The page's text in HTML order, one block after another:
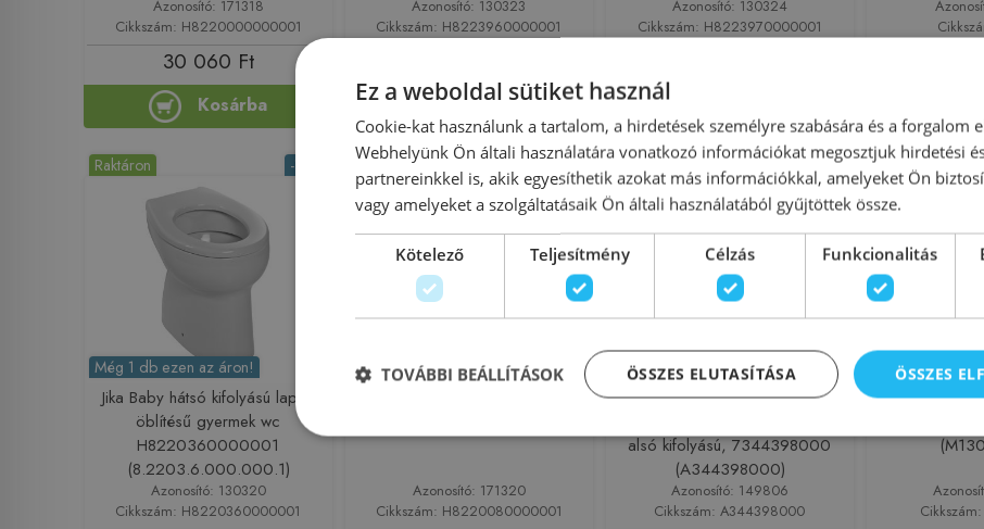
Azonosító: 171318
Cikkszám: H8220000000001
30 060 Ft
Kosárba
Azonosító: 130323
Cikkszám: H8223960000001
Kosárba
Azonosító: 130324
Cikkszám: H8223970000001
-18%
Raktáron
Még 1 db ezen az áron!
Jika Baby hátsó kifolyású lapos
öblítésű gyermek wc
H8220360000001
(8.2203.6.000.000.1)
Azonosító: 130320
Cikkszám: H8220360000001
Rendelésre
Azonosító: 171320
Cikkszám: H8220080000001
-5%
Rendelésre
Roca Victoria Álló wc-csésze
alsó kifolyású, 7344398000
(A344398000)
Azonosító: 149806
Cikkszám: A344398000
Rendelésre
Kolo Idol
Ez a weboldal sütiket használ
Cookie-kat használunk a tartalom, a hirdetések személyre szabására és a forgalom
Webhelyünk Ön általi használatára vonatkozó információkat megosztjuk hirdetési
partnereinkkel is, akik egyesíthetik azokat más információkkal, amelyeket Ön
vagy amelyeket a szolgáltatásaik Ön általi használatából gyűjtöttek össze.
Kötelező Teljesítmény Célzás Funkcionalitás
ÖSSZES
ÖSSZES ELUTASÍTÁSA
TOVÁBBI BEÁLLÍTÁSOK